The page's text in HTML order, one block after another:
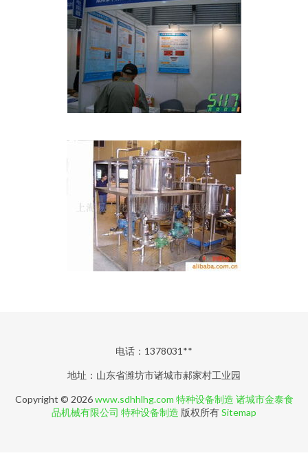
电话：1378031**
地址：山东省潍坊市诸城市郝家村工业园
Copyright © 2026www.sdhhlhg.com 特种设备制造 诸城市金泰食
品机械有限公司 特种设备制造 版权所有Sitemap